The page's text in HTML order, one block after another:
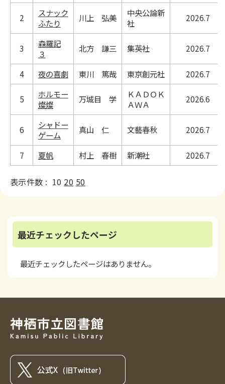
2
スナック
ふたり
川上 弘美
中央公論新
社
2026.7
3
森羅記
３
北方 謙三 集英社 2026.7
4 夜の喜劇 東川 篤哉 東京創元社 2026.7
5
ホルモー
燦燦
万城目 学
ＫＡＤＯＫ
ＡＷＡ
2026.6
6
シャドー
ゲーム
真山 仁 文藝春秋 2026.7
7 夏帆 村上 春樹 新潮社 2026.7
表示件数 : 10 20 50
最近チェックしたページ
最近チェックしたページはありません。